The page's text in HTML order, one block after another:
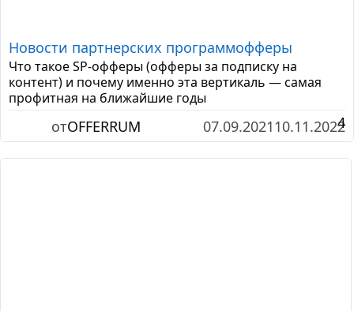
4
Новости партнерских программофферы
Что такое SP-офферы (офферы за подписку на
контент) и почему именно эта вертикаль — самая
профитная на ближайшие годы
отOFFERRUM 07.09.2021 10.11.2022